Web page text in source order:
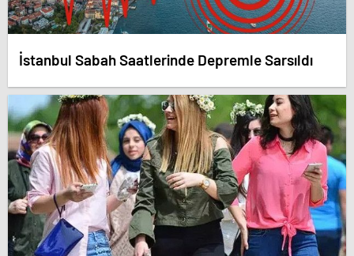
İstanbul Sabah Saatlerinde Depremle Sarsıldı